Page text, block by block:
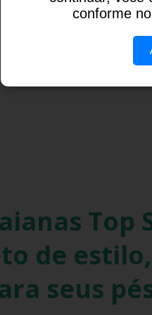
Top
de
seus
conforme